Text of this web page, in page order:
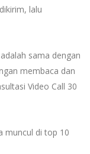
lalu
sama dengan
membaca dan
Video Call 30
muncul di top 10